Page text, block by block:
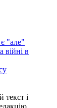
є "але"
війні в
текст і